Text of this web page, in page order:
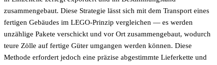
zusammengebaut. Diese Strategie lässt sich mit dem Transport eines
fertigen Gebäudes im LEGO-Prinzip vergleichen — es werden
unzählige Pakete verschickt und vor Ort zusammengebaut, wodurch
teure Zölle auf fertige Güter umgangen werden können. Diese
Methode erfordert jedoch eine präzise abgestimmte Lieferkette und